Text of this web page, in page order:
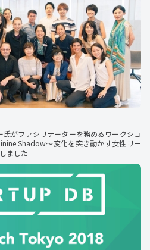
がファシリテーターを務めるワークショ
Shadow〜変化を突き動かす女性リー
ました